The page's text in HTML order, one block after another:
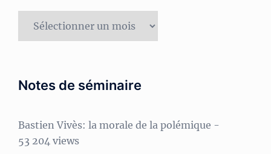
Notes de séminaire
Bastien Vivès: la morale de la polémique -
53 204 views